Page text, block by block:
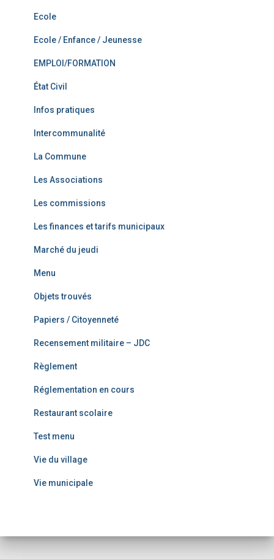
Ecole
Ecole / Enfance / Jeunesse
EMPLOI/FORMATION
État Civil
Infos pratiques
Intercommunalité
La Commune
Les Associations
Les commissions
Les finances et tarifs municipaux
Marché du jeudi
Menu
Objets trouvés
Papiers / Citoyenneté
Recensement militaire – JDC
Règlement
Réglementation en cours
Restaurant scolaire
Test menu
Vie du village
Vie municipale